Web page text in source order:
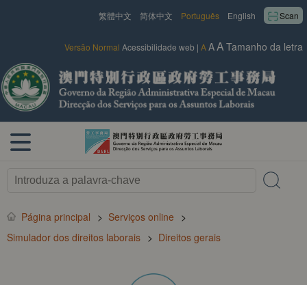
Scan
English
Português
简体中文
繁體中文
Versão Normal Acessibilidade web | AAATamanho da letra
Página principal > Serviços online >
Simulador dos direitos laborais > Direitos gerais